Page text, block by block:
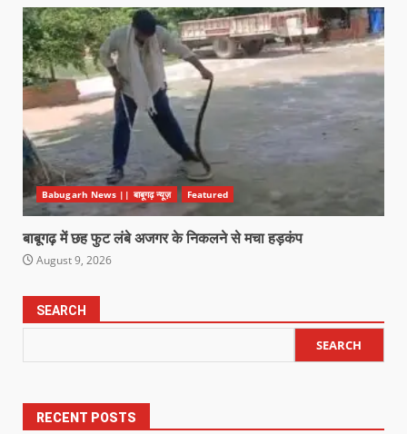
Babugarh News || बाबूगढ़ न्यूज़ Featured
बाबूगढ़ में छह फुट लंबे अजगर के निकलने से मचा हड़कंप
August 9, 2026
SEARCH
SEARCH
RECENT POSTS